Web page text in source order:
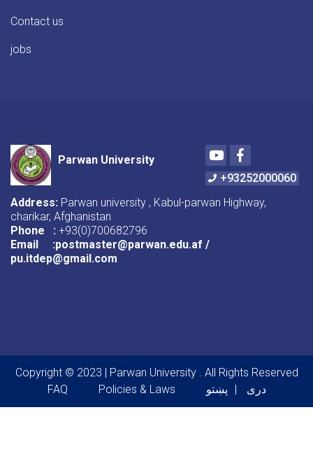
Contact us
jobs
Parwan University
YoutubeFacebook
+93252000060
Address: Parwan university , Kabul-parwan Highway,
charikar, Afghanistan
Phone : +93(0)700682796
Email :postmaster@parwan.edu.af /
pu.itdep@gmail.com
Copyright © 2023 | Parwan University . All Rights Reserved
Footer menu
FAQ Policies & Laws پښتو دری